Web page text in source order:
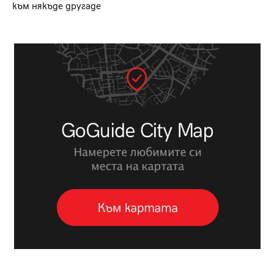
към някъде другаде